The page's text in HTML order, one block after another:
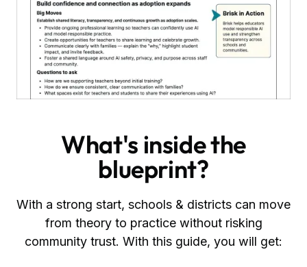
What's inside the
blueprint?
With a strong start, schools & districts can move
from theory to practice without risking
community trust. With this guide, you will get: